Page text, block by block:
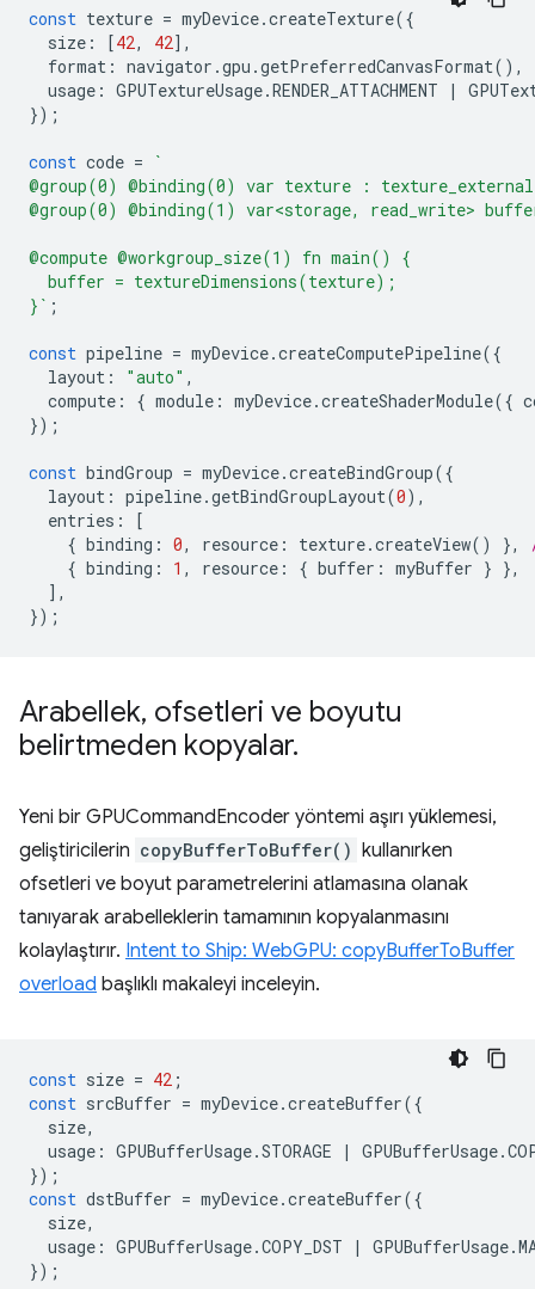
const texture = myDevice.createTexture({
size : [42, 42],
format : navigator .gpu .getPreferredCanvasFormat(),
usage : GPUTextureUsage.RENDER_ATTACHMENT |
});
const code =
`
@group(0) @binding(0) var texture :
@group(0) @binding(1) var<storage, read_write>
@compute @workgroup_size(1) fn main() {
  buffer = textureDimensions(texture);
}` ;
const pipeline = myDevice.createComputePipeline({
layout : "auto" ,
compute : { module : myDevice.createShaderModule({
});
const bindGroup = myDevice.createBindGroup({
layout : pipeline.getBindGroupLayout(0),
entries :
[
{ binding : 0, resource : texture.createView() },
{ binding : 1 , resource : { buffer : myBuffer } },
],
});
Arabellek, ofsetleri ve boyutu
belirtmeden kopyalar.
Yeni bir GPUCommandEncoder yöntemi aşırı yüklemesi,
geliştiricilerin copyBufferToBuffer() kullanırken
ofsetleri ve boyut parametrelerini atlamasına olanak
tanıyarak arabelleklerin tamamının kopyalanmasını
kolaylaştırır. Intent to Ship: WebGPU: copyBufferToBuffer
overload başlıklı makaleyi inceleyin.
const size = 42 ;
const srcBuffer = myDevice.createBuffer({
size,
usage : GPUBufferUsage.STORAGE | GPUBufferUsage.
});
const dstBuffer = myDevice.createBuffer({
size,
usage : GPUBufferUsage.COPY_DST | GPUBufferUsage.
});